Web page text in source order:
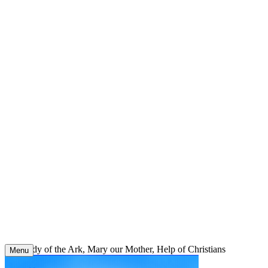
Our Lady of the Ark, Mary our Mother, Help of Christians
Menu